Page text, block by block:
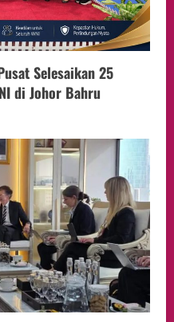
Selesaikan 25
di Johor Bahru